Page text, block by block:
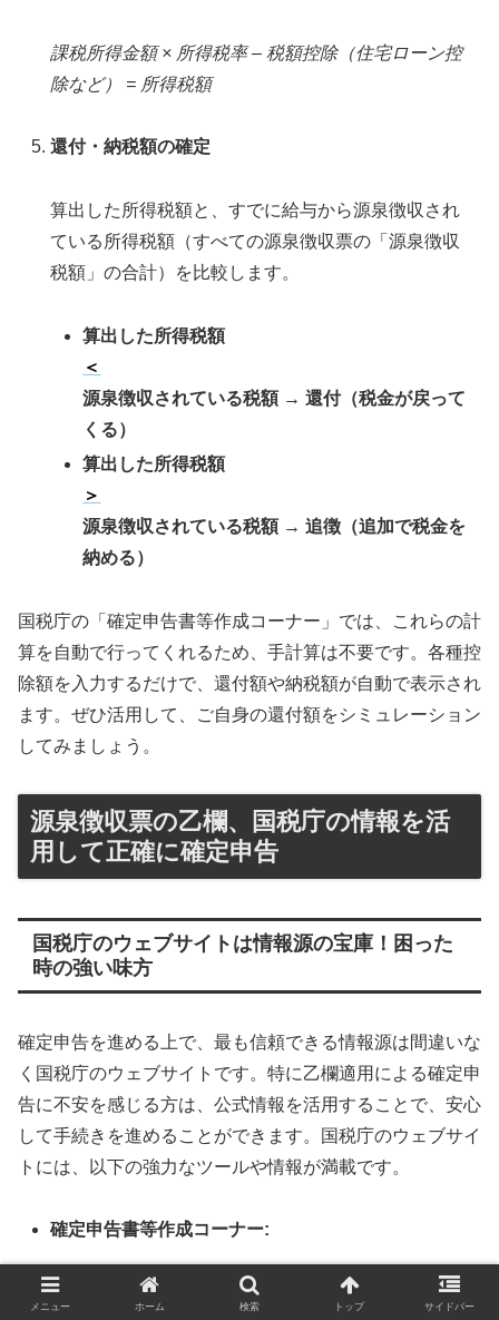
課税所得金額 × 所得税率 – 税額控除（住宅ローン控
除など） = 所得税額
還付・納税額の確定
算出した所得税額と、すでに給与から源泉徴収され
ている所得税額（すべての源泉徴収票の「源泉徴収
税額」の合計）を比較します。
算出した所得税額
＜
源泉徴収されている税額 → 還付（税金が戻って
くる）
算出した所得税額
＞
源泉徴収されている税額 → 追徴（追加で税金を
納める）
国税庁の「確定申告書等作成コーナー」では、これらの計
算を自動で行ってくれるため、手計算は不要です。各種控
除額を入力するだけで、還付額や納税額が自動で表示され
ます。ぜひ活用して、ご自身の還付額をシミュレーション
してみましょう。
源泉徴収票の乙欄、国税庁の情報を活
用して正確に確定申告
国税庁のウェブサイトは情報源の宝庫！困った
時の強い味方
確定申告を進める上で、最も信頼できる情報源は間違いな
く国税庁のウェブサイトです。特に乙欄適用による確定申
告に不安を感じる方は、公式情報を活用することで、安心
して手続きを進めることができます。国税庁のウェブサイ
トには、以下の強力なツールや情報が満載です。
確定申告書等作成コーナー:
画面の案内に従って質問に答えるだけで、誰でも簡
メニュー ホーム 検索 トップ サイドバー